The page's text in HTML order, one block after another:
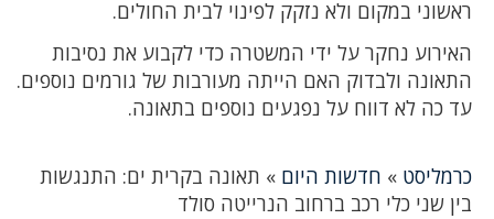
ראשוני במקום ולא נזקק לפינוי לבית החולים.
האירוע נחקר על ידי המשטרה כדי לקבוע את נסיבות
התאונה ולבדוק האם הייתה מעורבות של גורמים נוספים.
עד כה לא דווח על נפגעים נוספים בתאונה.
כרמליסט » חדשות היום » תאונה בקרית ים: התנגשות
בין שני כלי רכב ברחוב הנרייטה סולד